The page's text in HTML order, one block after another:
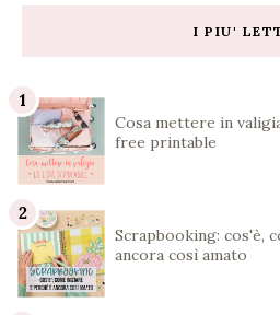
I PIU'
Cosa mettere in
free printable
Scrapbooking: cos'è,
ancora così amato